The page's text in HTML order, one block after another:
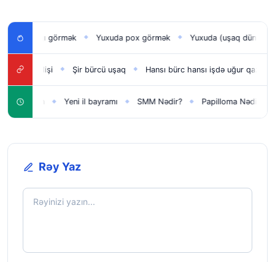
uşağı görmək ◆ Yuxuda pox görmək ◆ Yuxuda (uşaq dünyaya
yüksəlişi ◆ Şir bürcü uşaq ◆ Hansı bürc hansı işdə uğur qazanır?
üçün Yeni il bayramı ◆ SMM Nədir? ◆ Papilloma Nədir?
Rəy Yaz